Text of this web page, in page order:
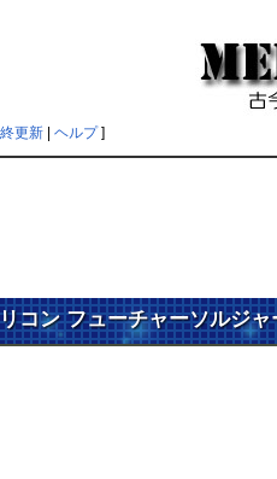
更新| ヘルプ]
コン フューチャーソルジ